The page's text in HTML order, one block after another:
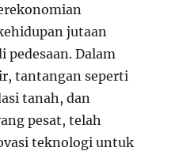
jutaan
pedesaan. Dalam
tantangan seperti
tanah, dan
pesat, telah
teknologi untuk